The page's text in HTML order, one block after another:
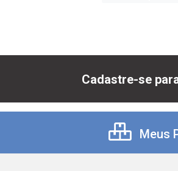
Cadastre-se
Meus